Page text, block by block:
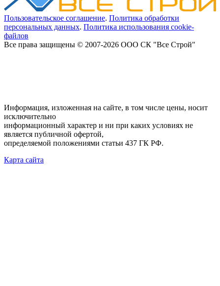
Пользовательское соглашение. Политика обработки
персональных данных. Политика использования cookie-
файлов
Все права защищены © 2007-2026 ООО СК "Все Строй"
Информация, изложенная на сайте, в том числе цены, носит
исключительно
информационный характер и ни при каких условиях не
является публичной офертой,
определяемой положениями статьи 437 ГК РФ.
Карта сайта